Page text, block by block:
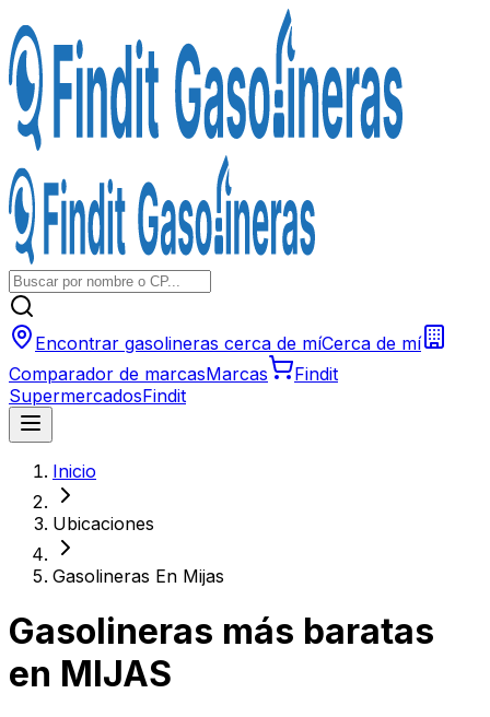
Encontrar gasolineras cerca de míCerca de mí
Comparador de marcasMarcas
Findit
SupermercadosFindit
Inicio
Ubicaciones
Gasolineras En Mijas
Gasolineras más baratas
en MIJAS